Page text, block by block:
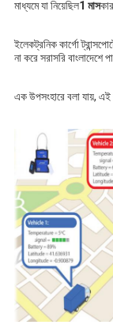
মাধ্যমে যা নিয়েছিল1 মাস
ইলেকট্রনিক কার্গো
না করে সরাসরি বাংলাদেশে
এক উপসংহারে বলা যায়, এই